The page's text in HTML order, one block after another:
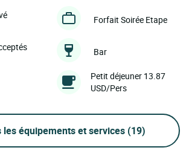
Forfait Soirée Etape
Bar
Petit déjeuner 13.87
USD/Pers
les équipements et services (19)